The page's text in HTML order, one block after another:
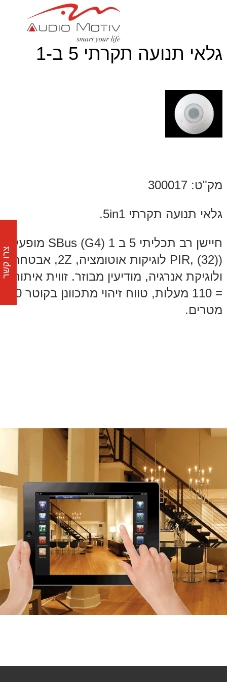
גלאי תנועה תקרתי 5 ב-1
מק"ט: 300017
גלאי תנועה תקרתי 5in1.
חיישן רב תכליתי 5 ב 1 (G4) SBus מופעל
(PIR, (32) לוגיקות אוטומציה, 2Z, אבטחה,)
ולוגיקת אנרגיה, מודיעין מבוזר. זווית איתור
= 110 מעלות, טווח זיהוי מתכוונן בקוטר 10
מטרים.
צרו קשר